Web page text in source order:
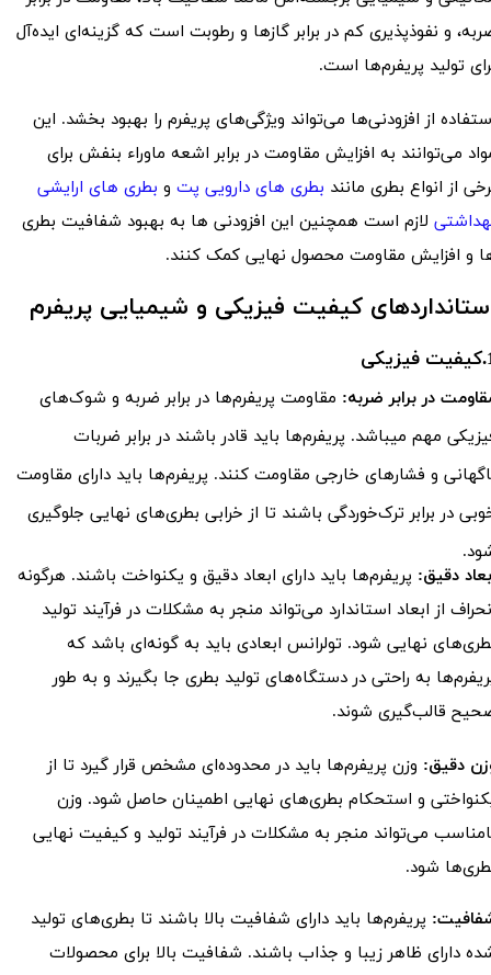
و نفوذپذیری کم در برابر گازها و رطوبت است که گزینه‌ای ایده‌آل
تولید پریفرم‌ها است.
از افزودنی‌ها می‌تواند ویژگی‌های پریفرم را بهبود بخشد. این
می‌توانند به افزایش مقاومت در برابر اشعه ماوراء بنفش برای
از انواع بطری مانند بطری های دارویی پت و بطری های ارایشی
لازم است همچنین این افزودنی ها به بهبود شفافیت بطری
و افزایش مقاومت محصول نهایی کمک کنند.
کیفیت فیزیکی و شیمیایی پریفرم
در برابر ضربه: مقاومت پریفرم‌ها در برابر ضربه و شوک‌های
مهم میباشد. پریفرم‌ها باید قادر باشند در برابر ضربات
و فشارهای خارجی مقاومت کنند. پریفرم‌ها باید دارای مقاومت
در برابر ترک‌خوردگی باشند تا از خرابی بطری‌های نهایی جلوگیری
دقیق: پریفرم‌ها باید دارای ابعاد دقیق و یکنواخت باشند. هرگونه
از ابعاد استاندارد می‌تواند منجر به مشکلات در فرآیند تولید
نهایی شود. تولرانس ابعادی باید به گونه‌ای باشد که
به راحتی در دستگاه‌های تولید بطری جا بگیرند و به طور
قالب‌گیری شوند.
دقیق: وزن پریفرم‌ها باید در محدوده‌ای مشخص قرار گیرد تا از
و استحکام بطری‌های نهایی اطمینان حاصل شود. وزن
می‌تواند منجر به مشکلات در فرآیند تولید و کیفیت نهایی
شود.
پریفرم‌ها باید دارای شفافیت بالا باشند تا بطری‌های تولید
دارای ظاهر زیبا و جذاب باشند. شفافیت بالا برای محصولات